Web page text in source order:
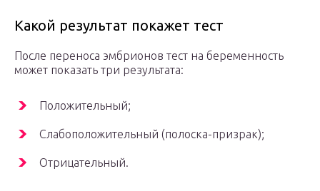
Какой результат покажет тест
После переноса эмбрионов тест на беременность
может показать три результата:
Положительный;
Слабоположительный (полоска-призрак);
Отрицательный.